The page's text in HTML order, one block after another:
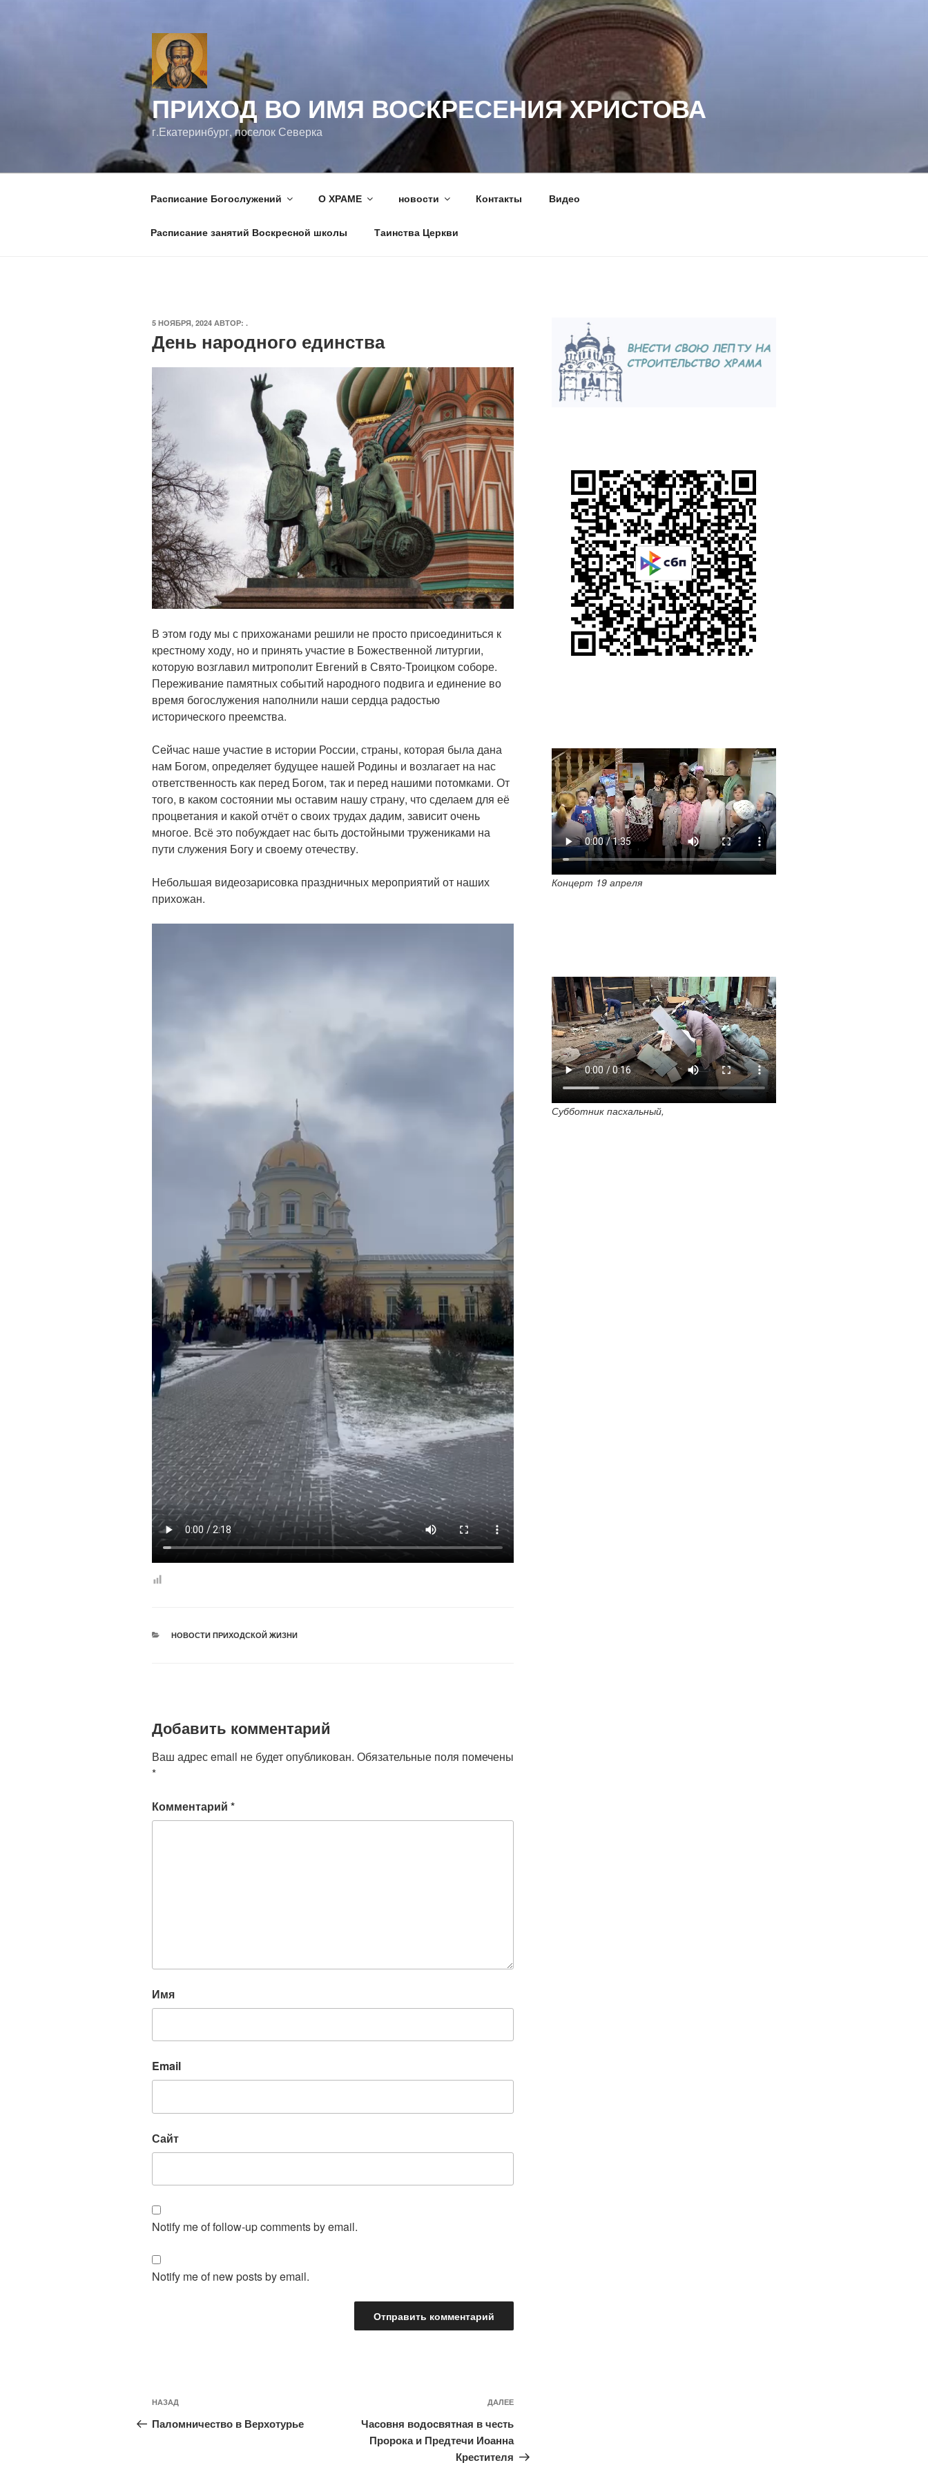
ПРИХОД ВО ИМЯ ВОСКРЕСЕНИЯ ХРИСТОВА
г.Екатеринбург, поселок Северка
Расписание Богослужений О ХРАМЕ новости Контакты Видео
Расписание занятий Воскресной школы Таинства Церкви
ОПУБЛИКОВАНО
5 НОЯБРЯ, 2024 АВТОР: .
День народного единства
В этом году мы с прихожанами решили не просто присоединиться к
крестному ходу, но и принять участие в Божественной литургии,
которую возглавил митрополит Евгений в Свято-Троицком соборе.
Переживание памятных событий народного подвига и единение во
время богослужения наполнили наши сердца радостью
исторического преемства.
Сейчас наше участие в истории России, страны, которая была дана
нам Богом, определяет будущее нашей Родины и возлагает на нас
ответственность как перед Богом, так и перед нашими потомками. От
того, в каком состоянии мы оставим нашу страну, что сделаем для её
процветания и какой отчёт о своих трудах дадим, зависит очень
многое. Всё это побуждает нас быть достойными тружениками на
пути служения Богу и своему отечеству.
Небольшая видеозарисовка праздничных мероприятий от наших
прихожан.
РУБРИКИ
НОВОСТИ ПРИХОДСКОЙ ЖИЗНИ
Добавить комментарий
Ваш адрес email не будет опубликован. Обязательные поля помечены
*
Комментарий *
Имя
Email
Сайт
Notify me of follow-up comments by email.
Notify me of new posts by email.
Навигация
по
Предыдущая
запись:
НАЗАД
Паломничество в Верхотурье
Следующая
ДАЛЕЕ
Часовня водосвятная в честь
Пророка и Предтечи Иоанна
Крестителя
Концерт 19 апреля
Субботник пасхальный,